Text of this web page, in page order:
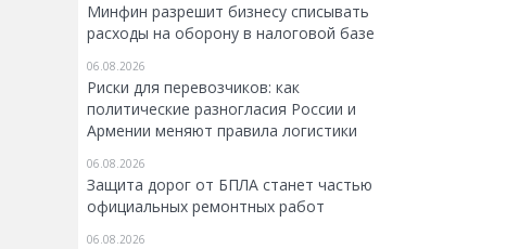
Минфин разрешит бизнесу списывать
расходы на оборону в налоговой базе
06.08.2026
Риски для перевозчиков: как
политические разногласия России и
Армении меняют правила логистики
06.08.2026
Защита дорог от БПЛА станет частью
официальных ремонтных работ
06.08.2026